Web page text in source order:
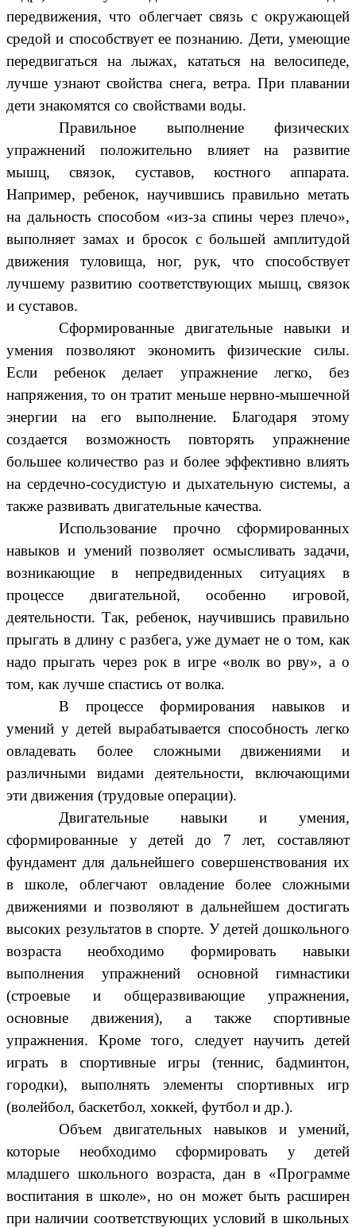
передвижения, что облегчает связь с окружающей
средой и способствует ее познанию. Дети, умеющие
передвигаться на лыжах, кататься на велосипеде,
лучше узнают свойства снега, ветра. При плавании
дети знакомятся со свойствами воды.
Правильное выполнение физических
упражнений положительно влияет на развитие
мышц, связок, суставов, костного аппарата.
Например, ребенок, научившись правильно метать
на дальность способом «из-за спины через плечо»,
выполняет замах и бросок с большей амплитудой
движения туловища, ног, рук, что способствует
лучшему развитию соответствующих мышц, связок
и суставов.
Сформированные двигательные навыки и
умения позволяют экономить физические силы.
Если ребенок делает упражнение легко, без
напряжения, то он тратит меньше нервно-мышечной
энергии на его выполнение. Благодаря этому
создается возможность повторять упражнение
большее количество раз и более эффективно влиять
на сердечно-сосудистую и дыхательную системы, а
также развивать двигательные качества.
Использование прочно сформированных
навыков и умений позволяет осмысливать задачи,
возникающие в непредвиденных ситуациях в
процессе двигательной, особенно игровой,
деятельности. Так, ребенок, научившись правильно
прыгать в длину с разбега, уже думает не о том, как
надо прыгать через рок в игре «волк во рву», а о
том, как лучше спастись от волка.
В процессе формирования навыков и
умений у детей вырабатывается способность легко
овладевать более сложными движениями и
различными видами деятельности, включающими
эти движения (трудовые операции).
Двигательные навыки и умения,
сформированные у детей до 7 лет, составляют
фундамент для дальнейшего совершенствования их
в школе, облегчают овладение более сложными
движениями и позволяют в дальнейшем достигать
высоких результатов в спорте. У детей дошкольного
возраста необходимо формировать навыки
выполнения упражнений основной гимнастики
(строевые и общеразвивающие упражнения,
основные движения), а также спортивные
упражнения. Кроме того, следует научить детей
играть в спортивные игры (теннис, бадминтон,
городки), выполнять элементы спортивных игр
(волейбол, баскетбол, хоккей, футбол и др.).
Объем двигательных навыков и умений,
которые необходимо сформировать у детей
младшего школьного возраста, дан в «Программе
воспитания в школе», но он может быть расширен
при наличии соответствующих условий в школьных